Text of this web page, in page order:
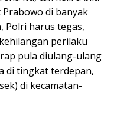
Prabowo di banyak
Polri harus tegas,
perilaku
pula diulang-ulang
di tingkat terdepan,
di kecamatan-